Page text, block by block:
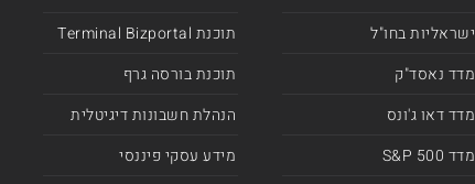
ישראליות בחו"ל
מדד נאסד"ק
מדד דאו ג'ונס
מדד 500 S&P
תוכנת Terminal Bizportal
תוכנת בורסה גרף
הנהלת חשבונות דיגיטלית
מידע עסקי פיננסי